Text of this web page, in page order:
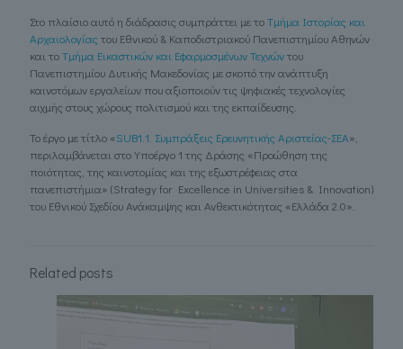
Στο πλαίσιο αυτό η διάδρασις συμπράττει με τοΤμήμα Ιστορίας και
Αρχαιολογίας του Εθνικού & Καποδιστριακού Πανεπιστημίου Αθηνών
και τοΤμήμα Εικαστικών και Εφαρμοσμένων Τεχνώντου
Πανεπιστημίου Δυτικής Μακεδονίας με σκοπό την ανάπτυξη
καινοτόμων εργαλείων που αξιοποιούν τις ψηφιακές τεχνολογίες
αιχμής στους χώρους πολιτισμού και της εκπαίδευσης.
Το έργο με τίτλο «SUB1.1. Συμπράξεις Ερευνητικής Αριστείας-ΣΕΑ»,
περιλαμβάνεται στο Υποέργο 1 της Δράσης «Προώθηση της
ποιότητας, της καινοτομίας και της εξωστρέφειας στα
πανεπιστήμια» (Strategy for Excellence in Universities & Innovation)
του Εθνικού Σχεδίου Ανάκαμψης και Ανθεκτικότητας «Ελλάδα 2.0».
Related posts